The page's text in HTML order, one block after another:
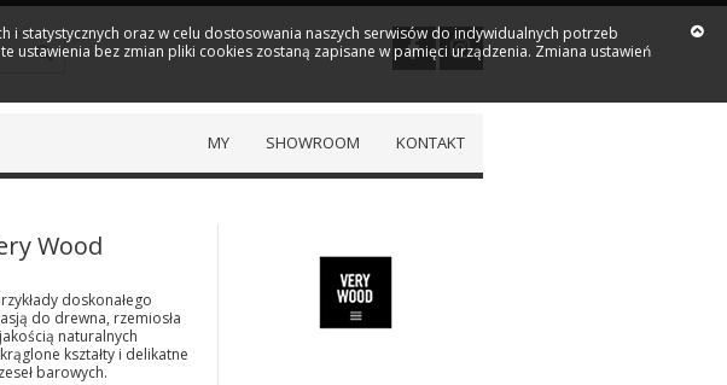
KONTAKT
SHOWROOM
MY
Wood
doskonałego
do drewna, rzemiosła
naturalnych
kształty i delikatne
barowych.
statystycznych oraz w celu dostosowania naszych serwisów do indywidualnych potrzeb
ustawienia bez zmian pliki cookies zostaną zapisane w pamięci urządzenia. Zmiana ustawień